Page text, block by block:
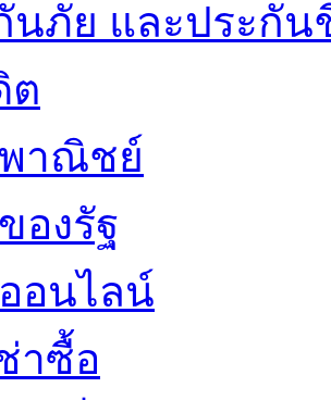
นภัย และประกัน
ต
าณิชย์
องรัฐ
อนไลน์
าซื้อ